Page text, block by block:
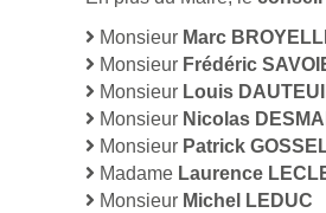
Monsieur Marc
Monsieur Frédéric
Monsieur Louis
Monsieur Nicolas
Monsieur Patrick
Madame Laurence
Monsieur Michel LEDUC